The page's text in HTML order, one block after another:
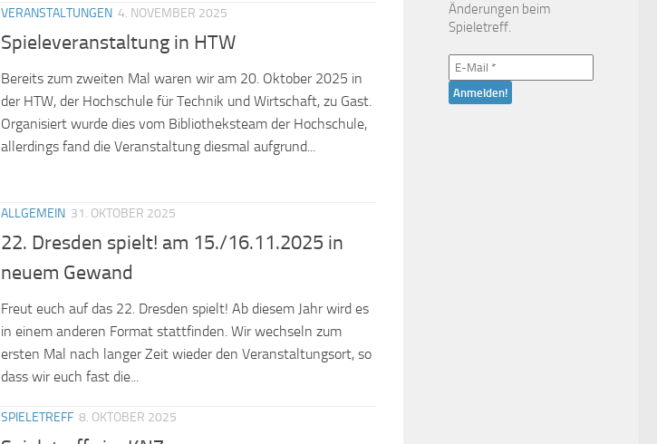
VERANSTALTUNGEN 4. NOVEMBER 2025
Spieleveranstaltung in HTW
Bereits zum zweiten Mal waren wir am 20. Oktober 2025 in
der HTW, der Hochschule für Technik und Wirtschaft, zu Gast.
Organisiert wurde dies vom Bibliotheksteam der Hochschule,
allerdings fand die Veranstaltung diesmal aufgrund...
ALLGEMEIN 31. OKTOBER 2025
22. Dresden spielt! am 15./16.11.2025 in
neuem Gewand
Freut euch auf das 22. Dresden spielt! Ab diesem Jahr wird es
in einem anderen Format stattfinden. Wir wechseln zum
ersten Mal nach langer Zeit wieder den Veranstaltungsort, so
dass wir euch fast die...
SPIELETREFF 8. OKTOBER 2025
Änderungen beim
Spieletreff.